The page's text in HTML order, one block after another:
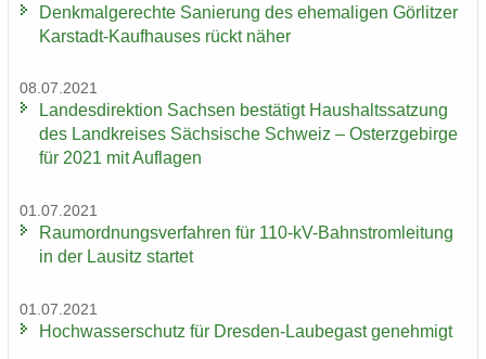
Denk­mal­ge­rech­te Sa­nie­rung des ehe­ma­li­gen Gör­lit­zer
Karstadt-​Kaufhauses rückt näher
08.07.2021
Lan­des­di­rek­ti­on Sach­sen be­stä­tigt Haus­halts­sat­zung
des Land­krei­ses Säch­si­sche Schweiz – Ost­erz­ge­bir­ge
für 2021 mit Auf­la­gen
01.07.2021
Raum­ord­nungs­ver­fah­ren für 110-​kV-Bahnstromleitung
in der Lau­sitz star­tet
01.07.2021
Hoch­was­ser­schutz für Dresden-​Laubegast ge­neh­migt